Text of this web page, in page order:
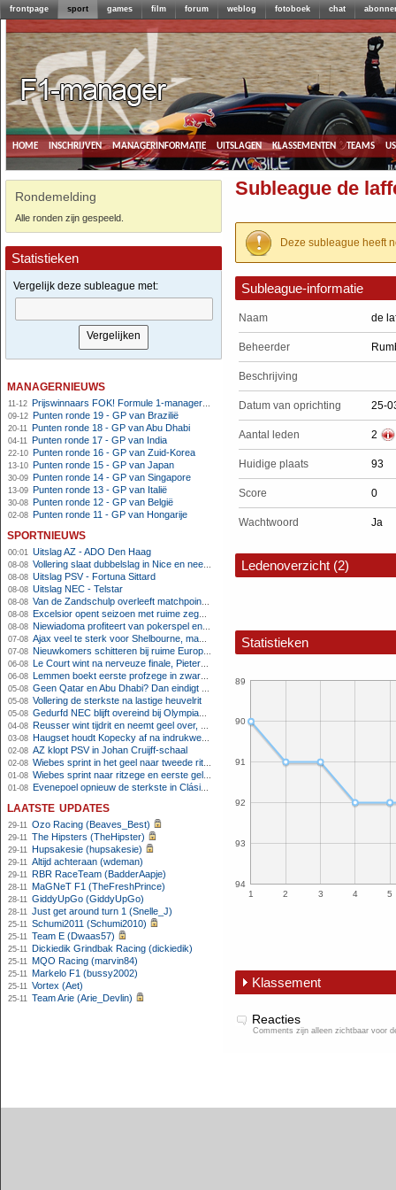
frontpage sport games film forum weblog fotoboek chat
home inschrijven managerinformatie uitslagen klassementen teams
Rondemelding
Alle ronden zijn gespeeld.
Statistieken
Vergelijk deze subleague met:
managernieuws
11-12 Prijswinnaars FOK! Formule 1-manager 2011
09-12 Punten ronde 19 - GP van Brazilië
20-11 Punten ronde 18 - GP van Abu Dhabi
04-11 Punten ronde 17 - GP van India
22-10 Punten ronde 16 - GP van Zuid-Korea
13-10 Punten ronde 15 - GP van Japan
30-09 Punten ronde 14 - GP van Singapore
13-09 Punten ronde 13 - GP van Italië
30-08 Punten ronde 12 - GP van België
02-08 Punten ronde 11 - GP van Hongarije
sportnieuws
00:01 Uitslag AZ - ADO Den Haag
08-08 Vollering slaat dubbelslag in Nice en neemt geel over
08-08 Uitslag PSV - Fortuna Sittard
08-08 Uitslag NEC - Telstar
08-08 Van de Zandschulp overleeft matchpoints, ook Griekspoor verder in Montreal
08-08 Excelsior opent seizoen met ruime zege op promovendus Cambuur
08-08 Niewiadoma profiteert van pokerspel en grijpt geel op Ventoux
07-08 Ajax veel te sterk voor Shelbourne, maar houdt schade beperkt
07-08 Nieuwkomers schitteren bij ruime Europese zege FC Twente
06-08 Le Court wint na nerveuze finale, Pieterse derde
06-08 Lemmen boekt eerste profzege in zware Ronde van Polen-rit
05-08 Geen Qatar en Abu Dhabi? Dan eindigt Formule 1-seizoen mogelijk in Europa
05-08 Vollering de sterkste na lastige heuvelrit
05-08 Gedurfd NEC blijft overeind bij Olympiakos
04-08 Reusser wint tijdrit en neemt geel over, Nooijen knap tweede
03-08 Haugset houdt Kopecky af na indrukwekkende solo van 86 kilometer
02-08 AZ klopt PSV in Johan Cruijff-schaal
02-08 Wiebes sprint in het geel naar tweede ritzege
01-08 Wiebes sprint naar ritzege en eerste gele trui in Tour Femmes
01-08 Evenepoel opnieuw de sterkste in Clásica San Sebastián
laatste updates
29-11 Ozo Racing (Beaves_Best)
29-11 The Hipsters (TheHipster)
29-11 Hupsakesie (hupsakesie)
29-11 Altijd achteraan (wdeman)
29-11 RBR RaceTeam (BadderAapje)
28-11 MaGNeT F1 (TheFreshPrince)
28-11 GiddyUpGo (GiddyUpGo)
28-11 Just get around turn 1 (Snelle_J)
25-11 Schumi2011 (Schumi2010)
25-11 Team E (Dwaas57)
25-11 Dickiedik Grindbak Racing (dickiedik)
25-11 MQO Racing (marvin84)
25-11 Markelo F1 (bussy2002)
25-11 Vortex (Aet)
25-11 Team Arie (Arie_Devlin)
Subleague de
Deze subleague heeft
Subleague-informatie
Naam de
Beheerder
Beschrijving
Datum van oprichting 25-
Aantal leden 2
Huidige plaats 93
Score 0
Wachtwoord Ja
Ledenoverzicht (2)
Statistieken
1 2 3 4 5
89
90
91
92
93
94
Klassement
Reacties
Comments zijn alleen zichtbaar voor